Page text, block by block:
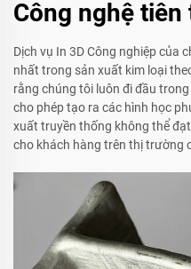
Công nghệ tiên
Dịch vụ In 3D Công nghiệp của
nhất trong sản xuất kim loại
rằng chúng tôi luôn đi đầu
cho phép tạo ra các hình học
xuất truyền thống không thể
cho khách hàng trên thị trường